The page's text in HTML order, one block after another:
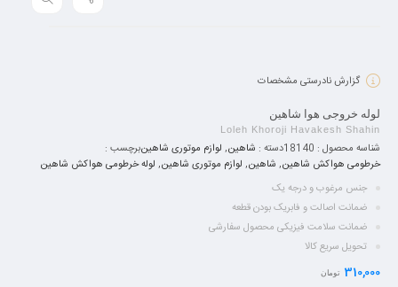
گزارش نادرستی مشخصات
لوله خروجی هوا شاهین
Loleh Khoroji Havakesh Shahin
شناسه محصول :18140دسته :شاهین,لوازم موتوری شاهینبرچسب :
خرطومی هواکش شاهین,شاهین,لوازم موتوری شاهین,لوله خرطومی هواکش شاهین
جنس مرغوب و درجه یک
ضمانت اصالت و فابریک بودن قطعه
ضمانت سلامت فیزیکی محصول سفارشی
تحویل سریع کالا
310,000 تومان